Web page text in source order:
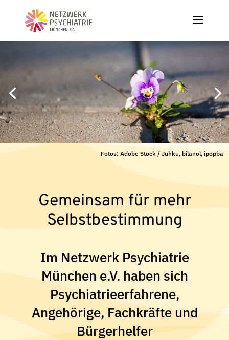
Fotos: Adobe Stock / Juhku, bilanol, ipopba
Gemeinsam für mehr
Selbstbestimmung
Im Netzwerk Psychiatrie
München e.V. haben sich
Psychiatrieerfahrene,
Angehörige, Fachkräfte und
Bürgerhelfer